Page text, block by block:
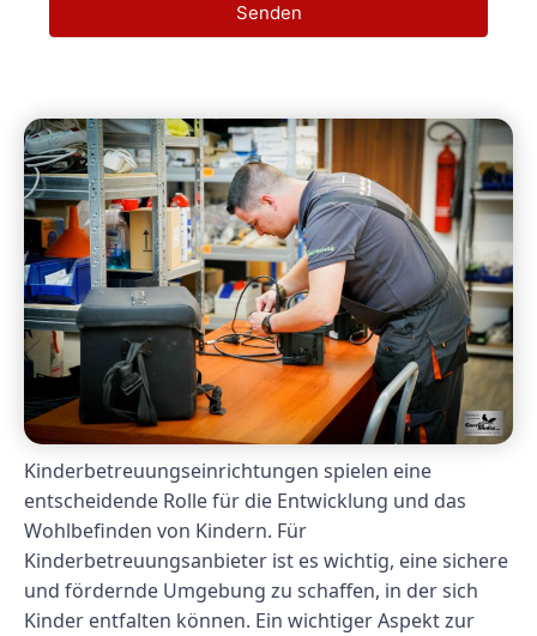
Senden
Kinderbetreuungseinrichtungen spielen eine
entscheidende Rolle für die Entwicklung und das
Wohlbefinden von Kindern. Für
Kinderbetreuungsanbieter ist es wichtig, eine sichere
und fördernde Umgebung zu schaffen, in der sich
Kinder entfalten können. Ein wichtiger Aspekt zur